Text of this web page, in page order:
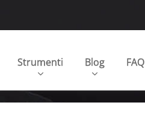
Strumenti Blog FAQ